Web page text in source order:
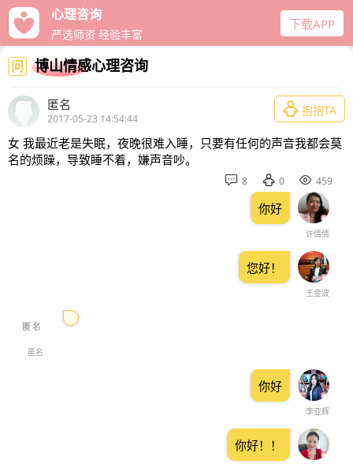
心理咨询
严选师资 经验丰富
下载APP
问 博山情感心理咨询
匿名
2017-05-23 14:54:44
 抱抱TA
女 我最近老是失眠，夜晚很难入睡，只要有任何的声音我都会莫
名的烦躁，导致睡不着，嫌声音吵。
 8  0  459
许倩倩
你好
王金波
您好！
匿名
李亚辉
你好
你好！！